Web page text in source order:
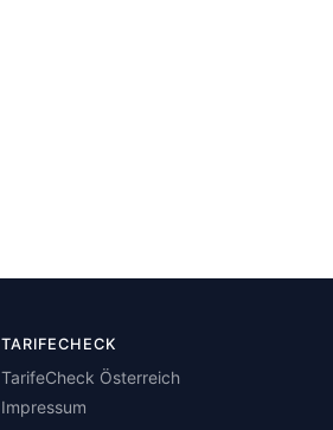
TARIFECHECK
TarifeCheck Österreich
Impressum